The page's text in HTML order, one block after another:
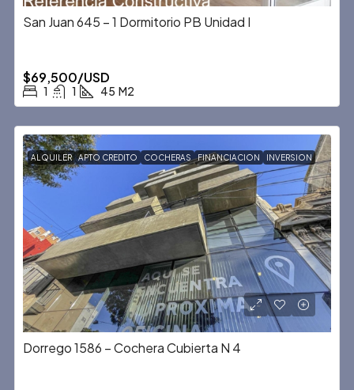
San Juan 645 – 1 Dormitorio PB Unidad I
$69,500/USD
1 1 45 M2
ALQUILER APTO CREDITO COCHERAS FINANCIACION INVERSION
Dorrego 1586 – Cochera Cubierta N 4